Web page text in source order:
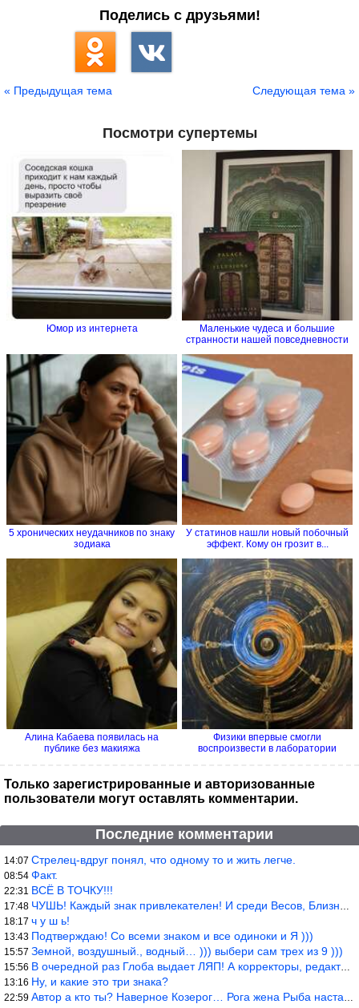
Поделись с друзьями!
« Предыдущая тема Следующая тема »
Посмотри супертемы
Юмор из интернета
Маленькие чудеса и большие
странности нашей повседневности
5 хронических неудачников по знаку
зодиака
У статинов нашли новый побочный
эффект. Кому он грозит в...
Алина Кабаева появилась на
публике без макияжа
Физики впервые смогли
воспроизвести в лаборатории
Только зарегистрированные и авторизованные
пользователи могут оставлять комментарии.
Последние комментарии
14:07 Стрелец-вдруг понял, что одному то и жить легче.
08:54 Факт.
22:31 ВСЁ В ТОЧКУ!!!
17:48 ЧУШЬ! Каждый знак привлекателен! И среди Весов, Близнецов встреч
18:17 ч у ш ь!
13:43 Подтверждаю! Со всеми знаком и все одиноки и Я )))
15:57 Земной, воздушный., водный… ))) выбери сам трех из 9 )))
15:56 В очередной раз Глоба выдает ЛЯП! А корректоры, редакторы пропус
13:16 Ну, и какие это три знака?
22:59 Автор а кто ты? Наверное Козерог… Рога жена Рыба наставила ))